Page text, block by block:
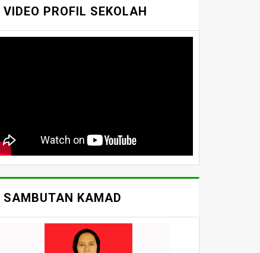
VIDEO PROFIL SEKOLAH
SAMBUTAN KAMAD